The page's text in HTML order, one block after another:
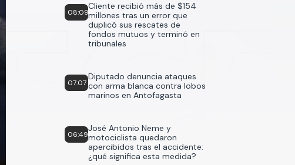
08:09
Cliente recibió más de $154
millones tras un error que
duplicó sus rescates de
fondos mutuos y terminó en
tribunales
07:07
Diputado denuncia ataques
con arma blanca contra lobos
marinos en Antofagasta
06:49
José Antonio Neme y
motociclista quedaron
apercibidos tras el accidente:
¿qué significa esta medida?